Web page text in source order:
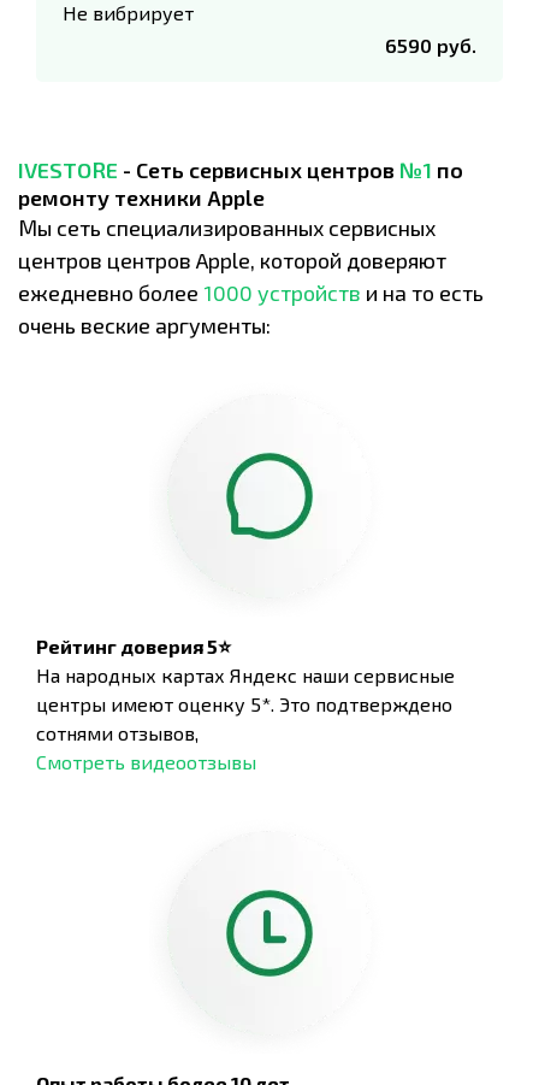
Не вибрирует
6590 руб.
IVESTORE - Сеть сервисных центров №1 по
ремонту техники Apple
Мы сеть специализированных сервисных
центров центров Apple, которой доверяют
ежедневно более 1000 устройств и на то есть
очень веские аргументы:
Рейтинг доверия 5⭐
На народных картах Яндекс наши сервисные
центры имеют оценку 5*. Это подтверждено
сотнями отзывов,
Смотреть видеоотзывы